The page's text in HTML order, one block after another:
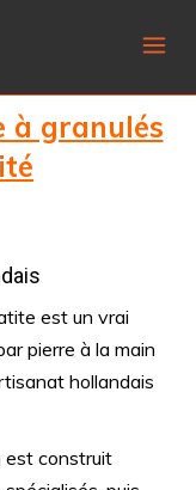
à granulés
est un vrai
pierre à la main
hollandais
est construit